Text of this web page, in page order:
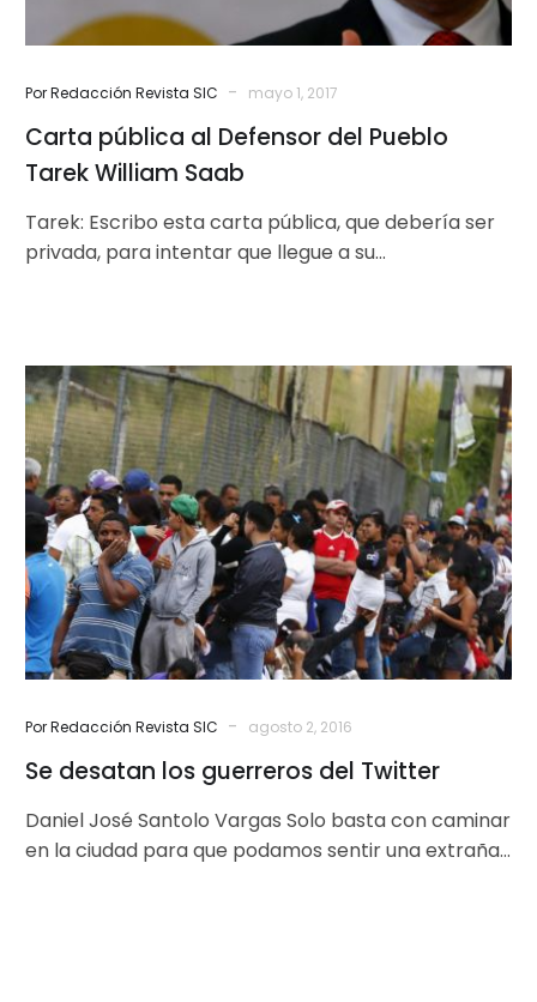
Por Redacción Revista SIC - mayo 1, 2017
Carta pública al Defensor del Pueblo
Tarek William Saab
Tarek: Escribo esta carta pública, que debería ser
privada, para intentar que llegue a su
Se
desatan
los
guerreros
del
Twitter
Por Redacción Revista SIC - agosto 2, 2016
Se desatan los guerreros del Twitter
Daniel José Santolo Vargas Solo basta con caminar
en la ciudad para que podamos sentir una extraña